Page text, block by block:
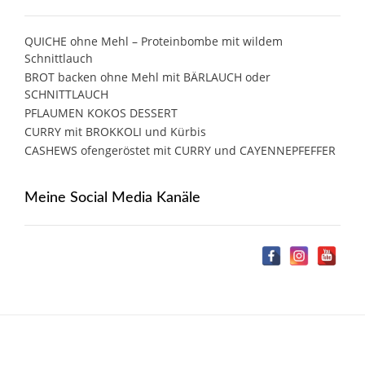
QUICHE ohne Mehl – Proteinbombe mit wildem
Schnittlauch
BROT backen ohne Mehl mit BÄRLAUCH oder
SCHNITTLAUCH
PFLAUMEN KOKOS DESSERT
CURRY mit BROKKOLI und Kürbis
CASHEWS ofengeröstet mit CURRY und CAYENNEPFEFFER
Meine Social Media Kanäle